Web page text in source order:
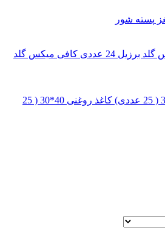
پسته شور
کافی میکس گلد
کاغذ روغنی 40*30 ( 25